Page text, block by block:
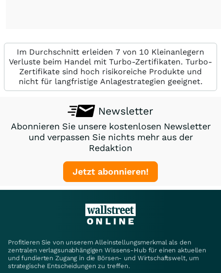
Im Durchschnitt erleiden 7 von 10 Kleinanlegern
Verluste beim Handel mit Turbo-Zertifikaten. Turbo-
Zertifikate sind hoch risikoreiche Produkte und
nicht für langfristige Anlagestrategien geeignet.
Newsletter
Abonnieren Sie unsere kostenlosen Newsletter
und verpassen Sie nichts mehr aus der
Redaktion
Jetzt abonnieren!
Profitieren Sie von unserem Alleinstellungsmerkmal als den
zentralen verlagsunabhängigen Wissens-Hub für einen aktuellen
und fundierten Zugang in die Börsen- und Wirtschaftswelt, um
strategische Entscheidungen zu treffen.